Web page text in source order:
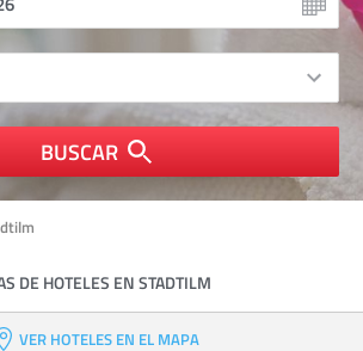
BUSCAR
DE HOTELES EN STADTILM
VER HOTELES EN EL MAPA